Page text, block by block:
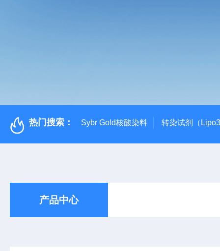
热门搜索： Sybr Gold核酸染料 转染试剂（
产品中心